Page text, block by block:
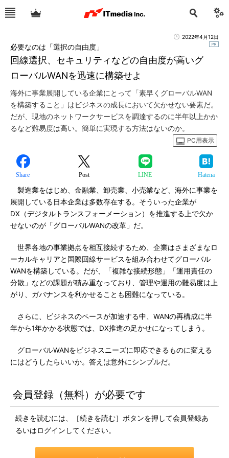
2022年4月12日
回線選択、セキュリティなどの自由度が高いグ
ローバルWANを迅速に構築せよ
必要なのは「選択の自由度」
海外に事業展開している企業にとって「素早くグローバルWAN
を構築すること」はビジネスの成長において欠かせない要素だ。
だが、現地のネットワークサービスを調達するのに半年以上かか
るなど難易度は高い。簡単に実現する方法はないのか。
PC用表示
Share Post LINE Hatena
製造業をはじめ、金融業、卸売業、小売業など、海外に事業を
展開している日本企業は多数存在する。そういった企業が
DX（デジタルトランスフォーメーション）を推進する上で欠か
せないのが「グローバルWANの改革」だ。
世界各地の事業拠点を相互接続するため、企業はさまざまなロ
ーカルキャリアと国際回線サービスを組み合わせてグローバル
WANを構築している。だが、「複雑な接続形態」「運用責任の
分散」などの課題が積み重なっており、管理や運用の難易度は上
がり、ガバナンスを利かせることも困難になっている。
さらに、ビジネスのペースが加速する中、WANの再構成に半
年から1年かかる状態では、DX推進の足かせになってしまう。
グローバルWANをビジネスニーズに即応できるものに変える
にはどうしたらいいか。答えは意外にシンプルだ。
会員登録（無料）が必要です
続きを読むには、［続きを読む］ボタンを押して会員登録あ
るいはログインしてください。